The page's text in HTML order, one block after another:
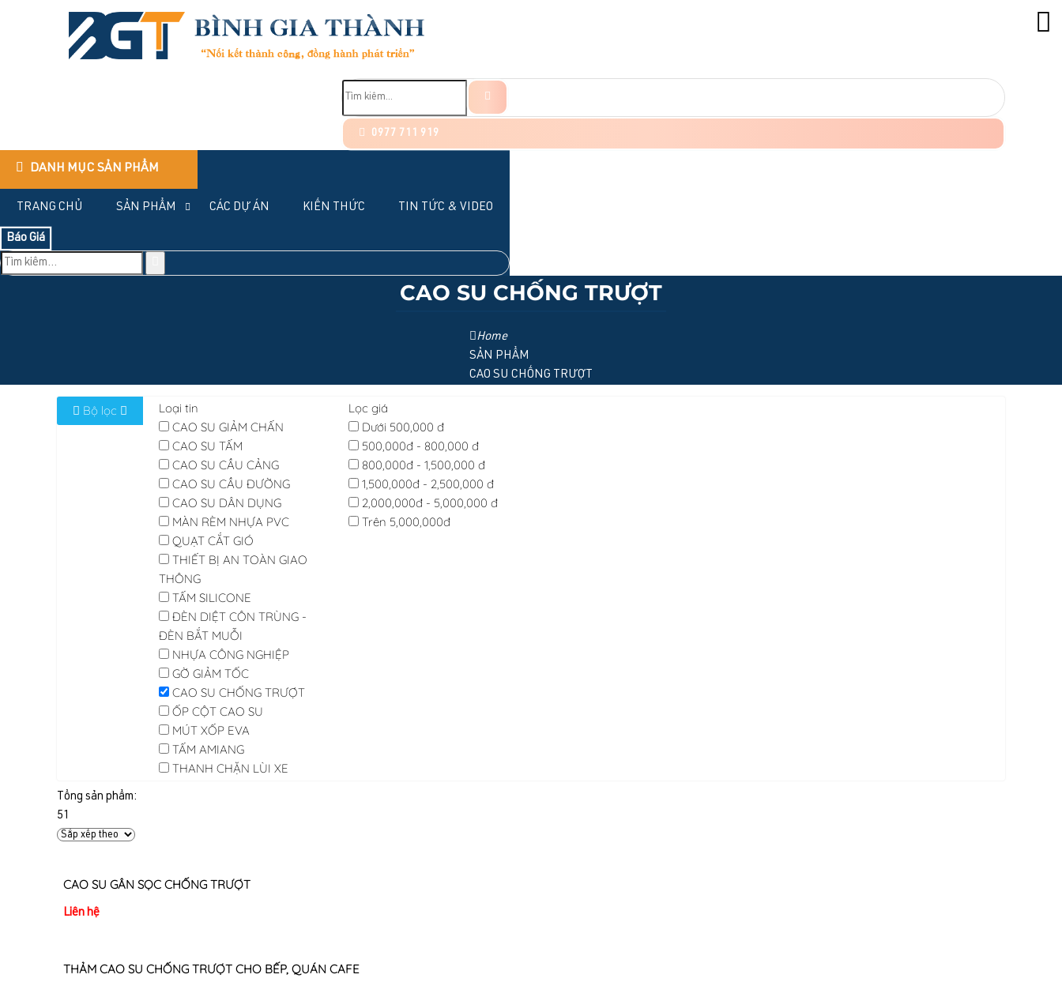
0977 711 919
DANH MỤC SẢN PHẨM
TRANG CHỦ SẢN PHẨM CÁC DỰ ÁN KIẾN THỨC TIN TỨC & VIDEO
Báo Giá
CAO SU CHỐNG TRƯỢT
Home
SẢN PHẨM
CAO SU CHỐNG TRƯỢT
Bộ lọc
Loại tin
CAO SU GIẢM CHẤN
CAO SU TẤM
CAO SU CẦU CẢNG
CAO SU CẦU ĐƯỜNG
CAO SU DÂN DỤNG
MÀN RÈM NHỰA PVC
QUẠT CẮT GIÓ
THIẾT BỊ AN TOÀN GIAO
THÔNG
TẤM SILICONE
ĐÈN DIỆT CÔN TRÙNG -
ĐÈN BẮT MUỖI
NHỰA CÔNG NGHIỆP
GỜ GIẢM TỐC
CAO SU CHỐNG TRƯỢT
ỐP CỘT CAO SU
MÚT XỐP EVA
TẤM AMIANG
THANH CHẶN LÙI XE
Lọc giá
Dưới 500,000 đ
500,000đ - 800,000 đ
800,000đ - 1,500,000 đ
1,500,000đ - 2,500,000 đ
2,000,000đ - 5,000,000 đ
Trên 5,000,000đ
Tổng sản phẩm:
51
CAO SU GÂN SỌC CHỐNG TRƯỢT
Liên hệ
THẢM CAO SU CHỐNG TRƯỢT CHO BẾP, QUÁN CAFE